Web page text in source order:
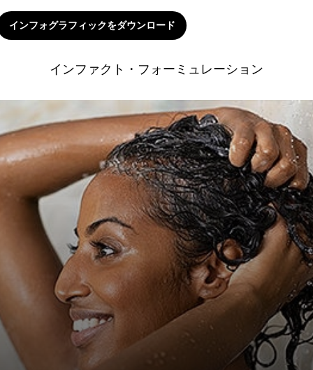
インフォグラフィックをダウンロード
インファクト・フォーミュレーション